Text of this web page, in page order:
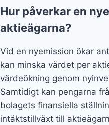
Hur påverkar en
aktieägarna?
Vid en nyemission ökar
kan minska värdet per
värdeökning genom
Samtidigt kan pengarna
bolagets finansiella
intäktstillväxt till